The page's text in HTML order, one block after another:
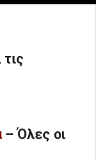
τις
– Όλες οι